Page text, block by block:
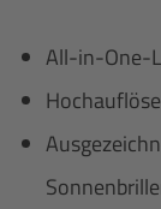
All-in-One-